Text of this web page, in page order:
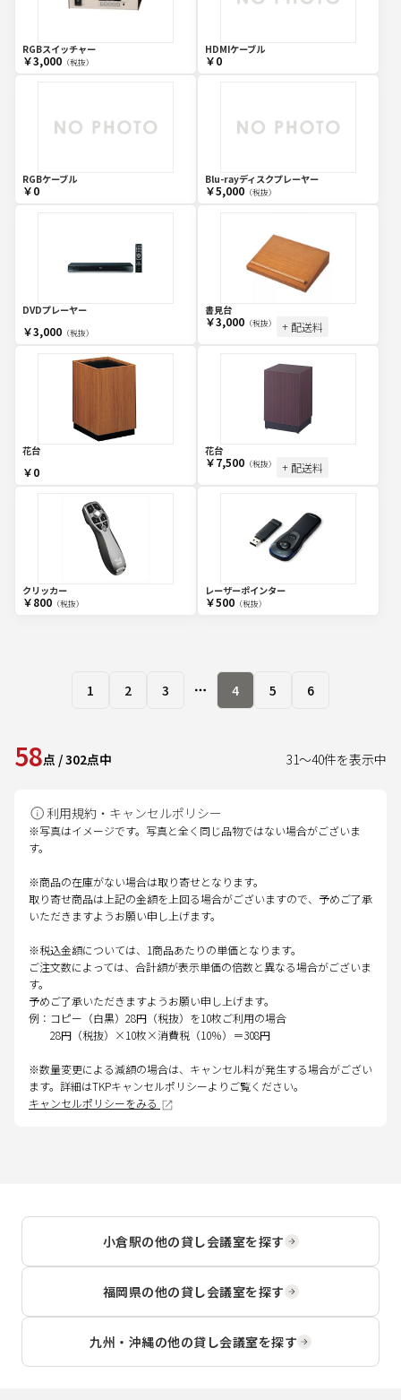
RGBスイッチャー
￥3,000（税抜）
HDMIケーブル
￥0
RGBケーブル
￥0
Blu-rayディスクプレーヤー
￥5,000（税抜）
DVDプレーヤー
￥3,000（税抜）
書見台
￥3,000（税抜） + 配送料
花台
￥0
花台
￥7,500（税抜） + 配送料
クリッカー
￥800（税抜）
レーザーポインター
￥500（税抜）
1 2 3 More pages
4 5 6
58点 /302点中 31～40件を表示中
利用規約・キャンセルポリシー
※写真はイメージです。写真と全く同じ品物ではない場合がございま
す。
※商品の在庫がない場合は取り寄せとなります。
取り寄せ商品は上記の金額を上回る場合がございますので、予めご了承
いただきますようお願い申し上げます。
※税込金額については、1商品あたりの単価となります。
ご注文数によっては、合計額が表示単価の倍数と異なる場合がございま
す。
予めご了承いただきますようお願い申し上げます。
例：コピー（白黒）28円（税抜）を10枚ご利用の場合
28円（税抜）×10枚×消費税（10％）＝308円
※数量変更による減額の場合は、キャンセル料が発生する場合がござい
ます。詳細はTKPキャンセルポリシーよりご覧ください。
キャンセルポリシーをみる
小倉駅の他の貸し会議室を探す
福岡県の他の貸し会議室を探す
九州・沖縄の他の貸し会議室を探す